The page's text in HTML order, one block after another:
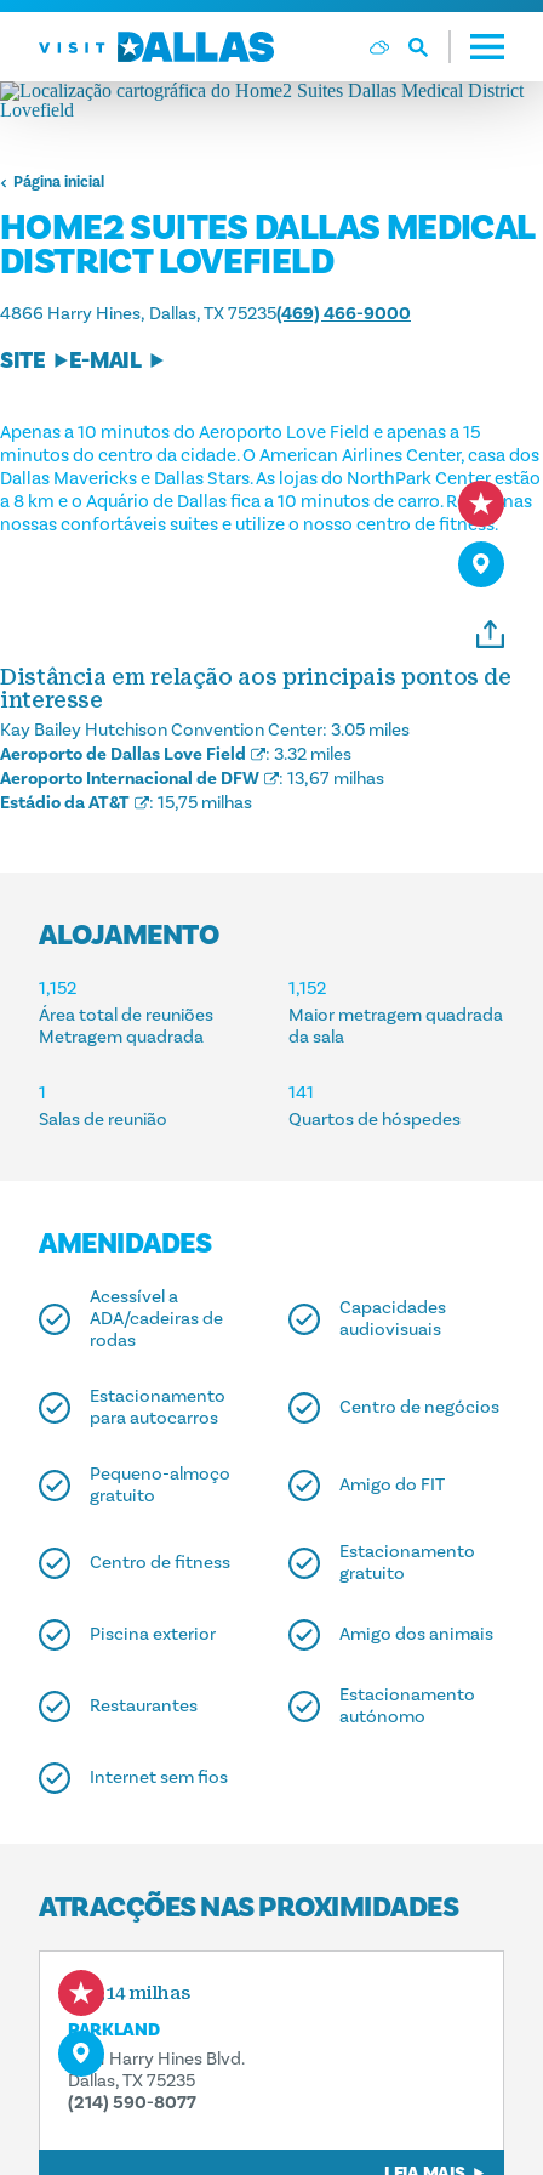
Ir diretamente para o conteúdo
Página inicial
HOME2 SUITES DALLAS MEDICAL
DISTRICT LOVEFIELD
4866 Harry Hines Dallas, TX 75235(469) 466-9000
SITE E-MAIL
Apenas a 10 minutos do Aeroporto Love Field e apenas a 15
minutos do centro da cidade. O American Airlines Center, casa dos
Dallas Mavericks e Dallas Stars. As lojas do NorthPark Center estão
a 8 km e o Aquário de Dallas fica a 10 minutos de carro. Relaxe nas
nossas confortáveis suites e utilize o nosso centro de fitness.
Distância em relação aos principais pontos de
interesse
Kay Bailey Hutchison Convention Center: 3.05 miles
Aeroporto de Dallas Love Field
: 3.32 miles
Aeroporto Internacional de DFW
: 13,67 milhas
Estádio da AT&T
: 15,75 milhas
ALOJAMENTO
ALOJAMENTO
Área total de reuniões
Metragem quadrada
1,152
Maior metragem quadrada
da sala
1,152
Salas de reunião
1
Quartos de hóspedes
141
AMENIDADES
Acessível a
ADA/cadeiras de
rodas
Capacidades
audiovisuais
Estacionamento
para autocarros
Centro de negócios
Pequeno-almoço
gratuito
Amigo do FIT
Centro de fitness
Estacionamento
gratuito
Piscina exterior Amigo dos animais
Restaurantes
Estacionamento
autónomo
Internet sem fios
ATRACÇÕES NAS PROXIMIDADES
0,14 milhas
PARKLAND
5201 Harry Hines Blvd.
Dallas, TX 75235
(214) 590-8077